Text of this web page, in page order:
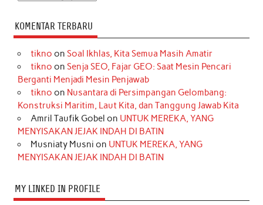
KOMENTAR TERBARU
tikno on Soal Ikhlas, Kita Semua Masih Amatir
tikno on Senja SEO, Fajar GEO: Saat Mesin Pencari
Berganti Menjadi Mesin Penjawab
tikno on Nusantara di Persimpangan Gelombang:
Konstruksi Maritim, Laut Kita, dan Tanggung Jawab Kita
Amril Taufik Gobel on UNTUK MEREKA, YANG
MENYISAKAN JEJAK INDAH DI BATIN
Musniaty Musni on UNTUK MEREKA, YANG
MENYISAKAN JEJAK INDAH DI BATIN
MY LINKED IN PROFILE